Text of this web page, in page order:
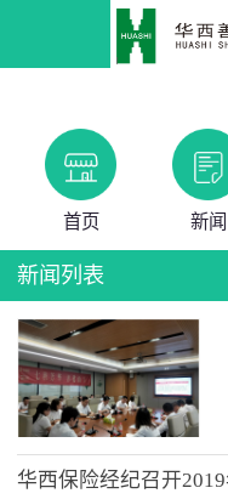
首页 新闻
新闻列表